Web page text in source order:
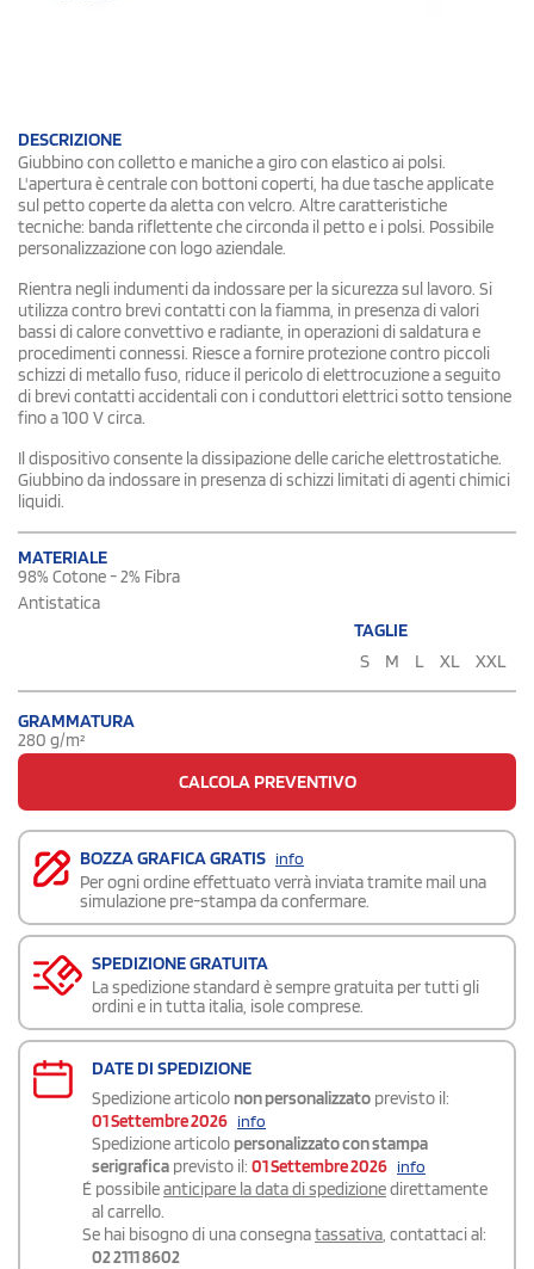
DESCRIZIONE
Giubbino con colletto e maniche a giro con elastico ai polsi.
L'apertura è centrale con bottoni coperti, ha due tasche applicate
sul petto coperte da aletta con velcro. Altre caratteristiche
tecniche: banda riflettente che circonda il petto e i polsi. Possibile
personalizzazione con logo aziendale.
Rientra negli indumenti da indossare per la sicurezza sul lavoro. Si
utilizza contro brevi contatti con la fiamma, in presenza di valori
bassi di calore convettivo e radiante, in operazioni di saldatura e
procedimenti connessi. Riesce a fornire protezione contro piccoli
schizzi di metallo fuso, riduce il pericolo di elettrocuzione a seguito
di brevi contatti accidentali con i conduttori elettrici sotto tensione
fino a 100 V circa.
Il dispositivo consente la dissipazione delle cariche elettrostatiche.
Giubbino da indossare in presenza di schizzi limitati di agenti chimici
liquidi.
MATERIALE
98% Cotone - 2% Fibra
Antistatica
TAGLIE
S
M L XL XXL
GRAMMATURA
280 g/m²
CALCOLA PREVENTIVO
BOZZA GRAFICA GRATIS info
Per ogni ordine effettuato verrà inviata tramite mail una
simulazione pre-stampa da confermare.
SPEDIZIONE GRATUITA
La spedizione standard è sempre gratuita per tutti gli
ordini e in tutta italia, isole comprese.
DATE DI SPEDIZIONE
Spedizione articolo non personalizzato previsto il:
01 Settembre 2026 info
Spedizione articolo personalizzato con stampa
serigrafica previsto il: 01 Settembre 2026 info
É possibileanticipare la data di spedizionedirettamente
al carrello.
Se hai bisogno di una consegnatassativa, contattaci al:
02 2111 8602